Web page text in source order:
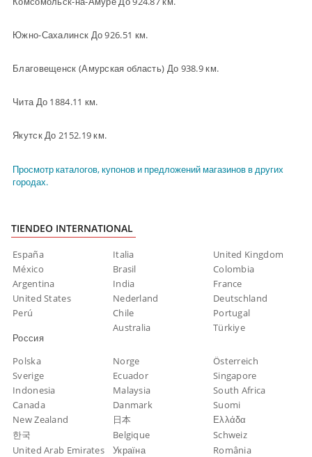
Южно-Сахалинск До 926.51 км.
Благовещенск (Амурская область) До 938.9 км.
Чита До 1884.11 км.
Якутск До 2152.19 км.
Просмотр каталогов, купонов и предложений магазинов в других
городах.
TIENDEO INTERNATIONAL
España Italia
United Kingdom
México
Brasil
Colombia
Argentina
India
France
United States
Nederland
Deutschland
Perú
Chile
Portugal
Россия
Australia Türkiye
Polska Norge
Österreich
Sverige
Ecuador
Singapore
Indonesia
Malaysia
South Africa
Canada
Danmark
Suomi
New Zealand
日本
Ελλάδα
한국
Belgique
Schweiz
United Arab Emirates
Україна
România